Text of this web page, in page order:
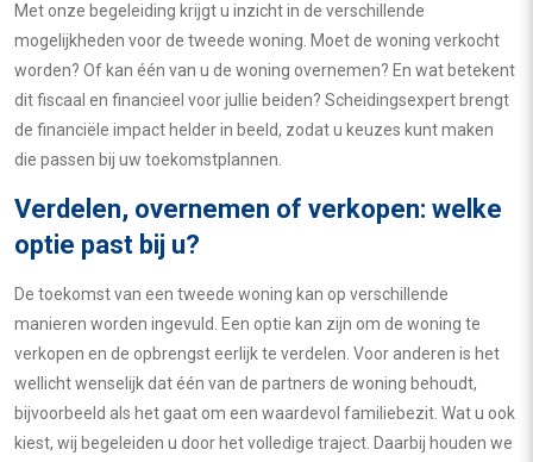
Met onze begeleiding krijgt u inzicht in de verschillende
mogelijkheden voor de tweede woning. Moet de woning verkocht
worden? Of kan één van u de woning overnemen? En wat betekent
dit fiscaal en financieel voor jullie beiden? Scheidingsexpert brengt
de financiële impact helder in beeld, zodat u keuzes kunt maken
die passen bij uw toekomstplannen.
Verdelen, overnemen of verkopen: welke
optie past bij u?
De toekomst van een tweede woning kan op verschillende
manieren worden ingevuld. Een optie kan zijn om de woning te
verkopen en de opbrengst eerlijk te verdelen. Voor anderen is het
wellicht wenselijk dat één van de partners de woning behoudt,
bijvoorbeeld als het gaat om een waardevol familiebezit. Wat u ook
kiest, wij begeleiden u door het volledige traject. Daarbij houden we